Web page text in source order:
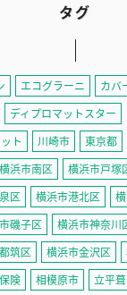
タグ
エコグラーニ カバ
ディプロマットスター
ト
川崎市 東京都
横浜市南区 横浜市戸塚
区 横浜市港北区
磯子区 横浜市神奈川
筑区 横浜市金沢区
険 相模原市 立平